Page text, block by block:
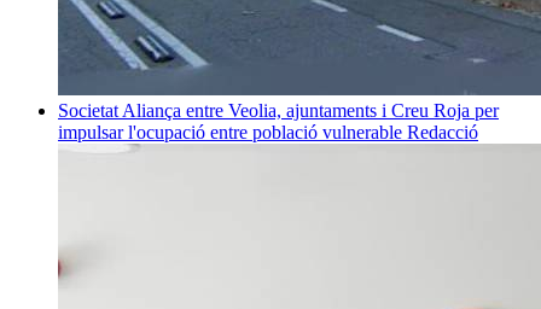
Societat Aliança entre Veolia, ajuntaments i Creu Roja per
impulsar l'ocupació entre població vulnerable Redacció